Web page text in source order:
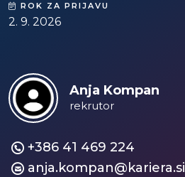
ROK ZA PRIJAVU
2. 9. 2026
Anja Kompan
rekrutor
+386 41 469 224
anja.kompan@kariera.si